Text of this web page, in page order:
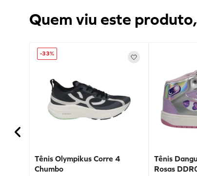
Quem viu este
-33%
Tênis Olympikus Corre 4
Chumbo
Tênis
Rosas